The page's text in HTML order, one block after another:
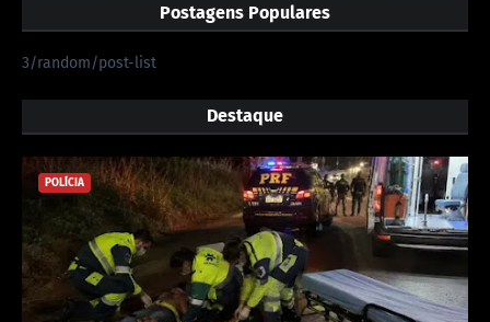
Postagens Populares
3/random/post-list
Destaque
POLÍCIA